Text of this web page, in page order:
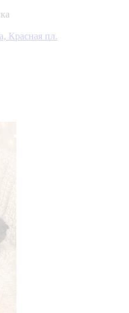
Красная пл.